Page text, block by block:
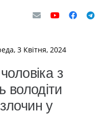
3 Квітня, 2024
з
володіти
у